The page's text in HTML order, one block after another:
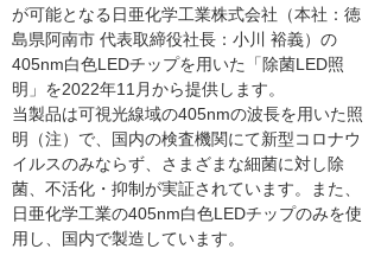
が可能となる日亜化学工業株式会社（本社：徳
島県阿南市 代表取締役社長：小川 裕義）の
405nm白色LEDチップを用いた「除菌LED照
明」を2022年11月から提供します。
当製品は可視光線域の405nmの波長を用いた照
明（注）で、国内の検査機関にて新型コロナウ
イルスのみならず、さまざまな細菌に対し除
菌、不活化・抑制が実証されています。また、
日亜化学工業の405nm白色LEDチップのみを使
用し、国内で製造しています。